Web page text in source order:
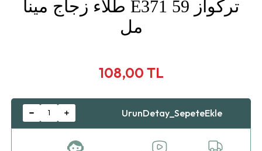
طلاء زجاج مينا E371 تركواز 59
مل
108,00 TL